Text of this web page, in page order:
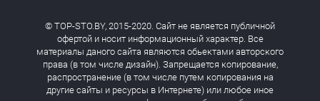
© TOP-STO.BY, 2015-2020. Сайт не является публичной
офертой и носит информационный характер. Все
материалы даного сайта являются обьектами авторского
права (в том числе дизайн). Запрещается копирование,
распространение (в том числе путем копирования на
другие сайты и ресурсы в Интернете) или любое иное